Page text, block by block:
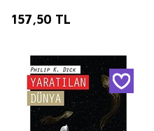
157,50 TL